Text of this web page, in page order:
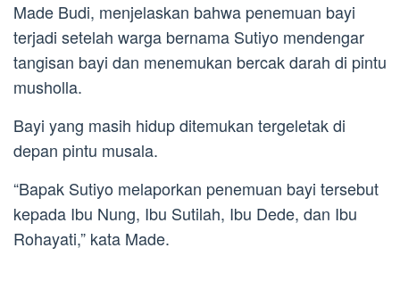
Made Budi, menjelaskan bahwa penemuan bayi
terjadi setelah warga bernama Sutiyo mendengar
tangisan bayi dan menemukan bercak darah di pintu
musholla.
Bayi yang masih hidup ditemukan tergeletak di
depan pintu musala.
“Bapak Sutiyo melaporkan penemuan bayi tersebut
kepada Ibu Nung, Ibu Sutilah, Ibu Dede, dan Ibu
Rohayati,” kata Made.